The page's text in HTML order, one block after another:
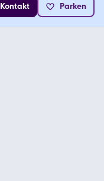
Kontakt Parken